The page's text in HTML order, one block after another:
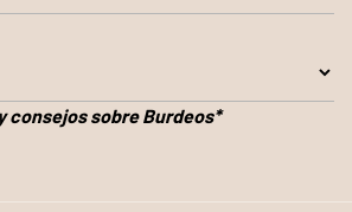
consejos sobre Burdeos*